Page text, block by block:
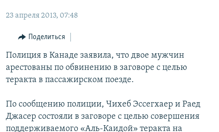
главной
навигации
Вернутся
поиску
ТАДЖИКИСТАН
ҚАЗАҚША
КЫРГЫЗЧА
ЎЗБЕКЧА
23 апреля 2013, 07:48
Поделиться
Полиция в Канаде заявила, что двое мужчин
арестованы по обвинению в заговоре с целью
теракта в пассажирском поезде.
По сообщению полиции, Чихеб Эссегхаер и Раед
Джасер состояли в заговоре с целью совершения
поддерживаемого «Аль-Каидой» теракта на